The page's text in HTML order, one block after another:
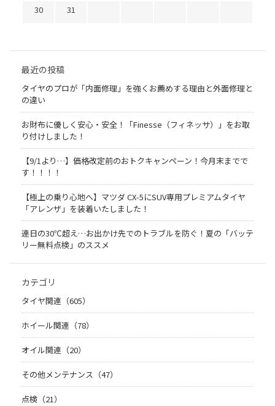
30
31
最近の投稿
タイヤのプロが「内面修理」を強くお薦めする理由と外面修理と
の違い
お財布に優しく安心・安全！「Finesse（フィネッサ）」をお取
り付けしました！
【9/1より…】価格改定前のおトクキャンペーン！今月末までで
す！！！！
【極上の乗り心地へ】マツダ CX-5にSUV専用プレミアムタイヤ
「アレンザ」を装着いたしました！
連日の30℃超え…お出かけ先でのトラブルを防ぐ！夏の「バッテ
リー無料点検」のススメ
カテゴリ
タイヤ関連（605）
ホイール関連（78）
オイル関連（20）
その他メンテナンス（47）
点検（21）